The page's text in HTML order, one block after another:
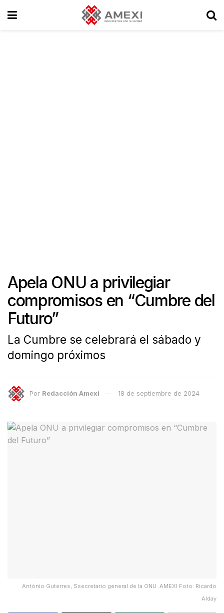
Apela ONU a privilegiar
compromisos en “Cumbre del
Futuro”
La Cumbre se celebrará el sábado y
domingo próximos
Por Redacción Amexi 18 de septiembre de 2024
António Guterres, Ssecretario general de la ONU .AMEXI Foto: Ricardo
Alday